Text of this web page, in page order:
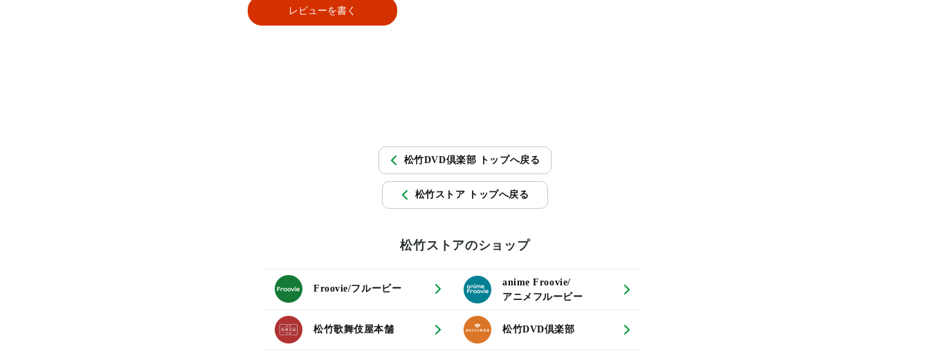
レビューを書く
松竹DVD倶楽部 トップへ戻る
松竹ストア トップへ戻る
松竹ストアのショップ
Froovie/フルービー
anime Froovie/
アニメフルービー
松竹歌舞伎屋本舗 松竹DVD倶楽部